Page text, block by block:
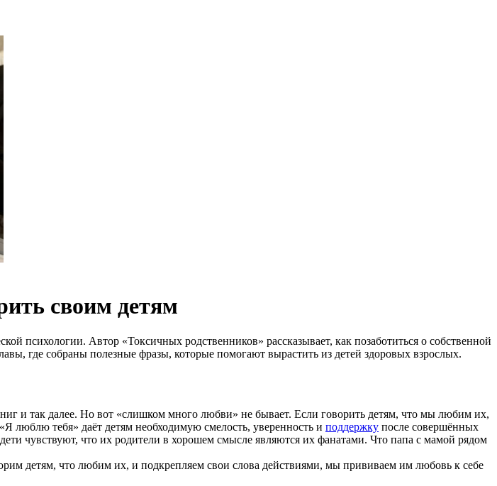
своим детям
Автор «Токсичных родственников» рассказывает, как позаботиться о собственной
где собраны полезные фразы, которые помогают вырастить из детей здоровых взрослых.
и так далее. Но вот «слишком много любви» не бывает. Если говорить детям, что мы любим их,
люблю тебя» даёт детям необходимую смелость, уверенность и поддержку после совершённых
чувствуют, что их родители в хорошем смысле являются их фанатами. Что папа с мамой рядом
детям, что любим их, и подкрепляем свои слова действиями, мы прививаем им любовь к себе